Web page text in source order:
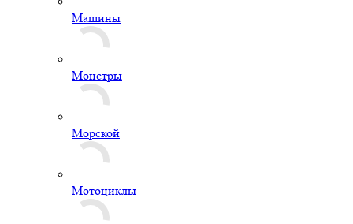
Машины
Монстры
Морской
Мотоциклы